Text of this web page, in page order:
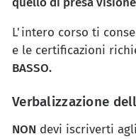
L'intero corso ti
e le certificazioni
BASSO.
Verbalizzazione
NON devi iscriverti